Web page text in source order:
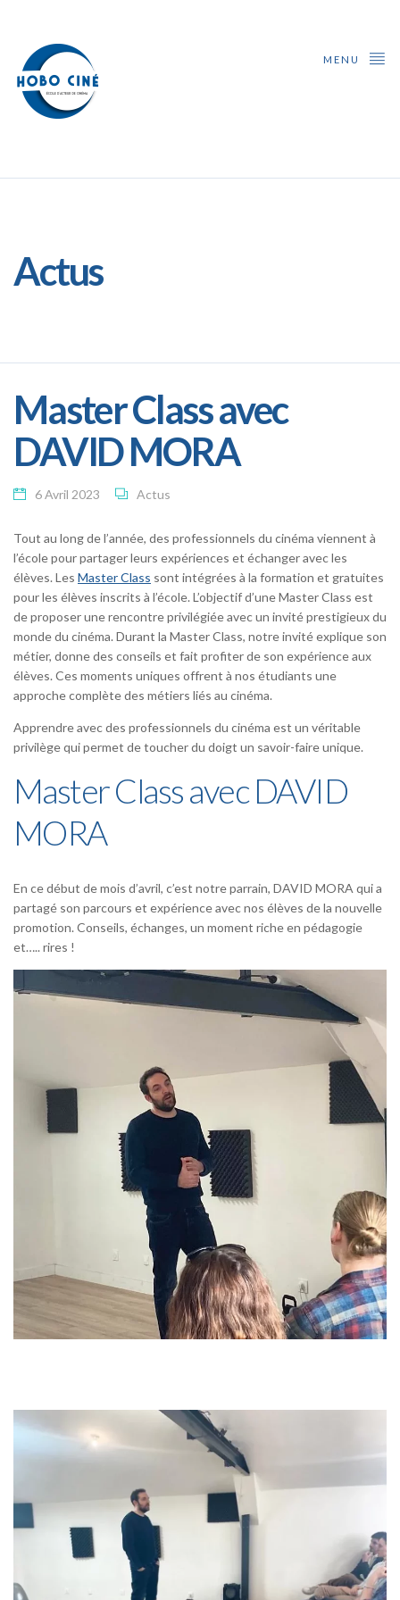
MENU
Actus
Master Class avec
DAVID MORA
6 Avril 2023 Actus
Tout au long de l’année, des professionnels du cinéma viennent à
l’école pour partager leurs expériences et échanger avec les
élèves. Les Master Class sont intégrées à la formation et gratuites
pour les élèves inscrits à l’école. L’objectif d’une Master Class est
de proposer une rencontre privilégiée avec un invité prestigieux du
monde du cinéma. Durant la Master Class, notre invité explique son
métier, donne des conseils et fait profiter de son expérience aux
élèves. Ces moments uniques offrent à nos étudiants une
approche complète des métiers liés au cinéma.
Apprendre avec des professionnels du cinéma est un véritable
privilège qui permet de toucher du doigt un savoir-faire unique.
Master Class avec DAVID
MORA
En ce début de mois d’avril, c’est notre parrain, DAVID MORA qui a
partagé son parcours et expérience avec nos élèves de la nouvelle
promotion. Conseils, échanges, un moment riche en pédagogie
et….. rires !